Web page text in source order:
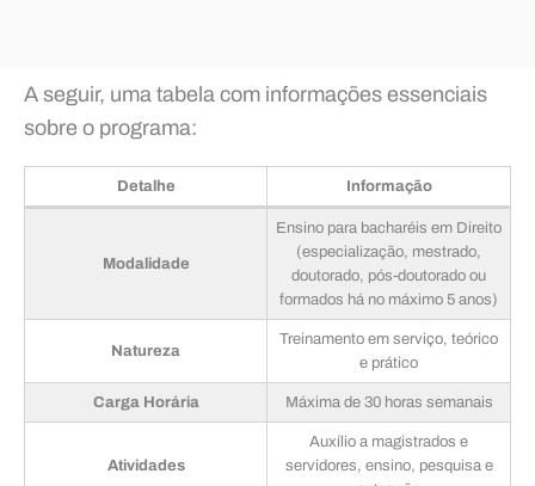
A seguir, uma tabela com informações essenciais
sobre o programa:
Detalhe Informação
Modalidade
Ensino para bacharéis em Direito
(especialização, mestrado,
doutorado, pós-doutorado ou
formados há no máximo 5 anos)
Natureza
Treinamento em serviço, teórico
e prático
Carga Horária Máxima de 30 horas semanais
Atividades
Auxílio a magistrados e
servidores, ensino, pesquisa e